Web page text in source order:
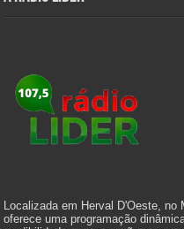
Localizada em Herval D'Oeste, no
oferece uma programação